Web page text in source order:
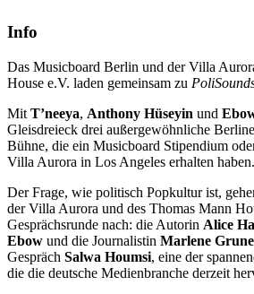
Info
Das Musicboard Berlin und der Villa
House e.V. laden gemeinsam zu
Mit T’neeya, Anthony Hüseyin und
Gleisdreieck drei außergewöhnliche
Bühne, die ein Musicboard Stipendium
Villa Aurora in Los Angeles erhalten haben.
Der Frage, wie politisch Popkultur ist,
der Villa Aurora und des Thomas Mann
Gesprächsrunde nach: die Autorin Alice
Ebow und die Journalistin Marlene
Gespräch Salwa Houmsi, eine der
die die deutsche Medienbranche derzeit